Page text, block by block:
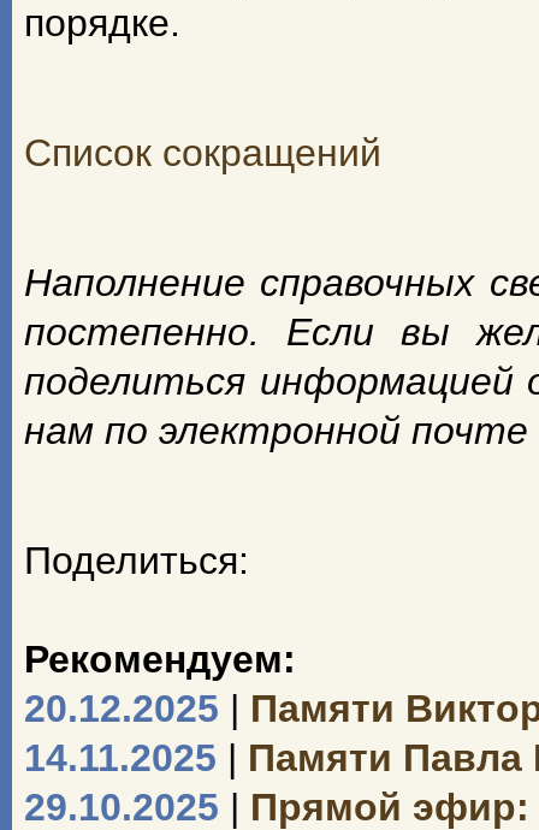
порядке.
Список сокращений
Наполнение справочных
постепенно. Если вы
поделиться информацией
нам по электронной почте
Поделиться:
Рекомендуем:
20.12.2025 | Памяти
14.11.2025 | Памяти Павла
29.10.2025 | Прямой эфир: